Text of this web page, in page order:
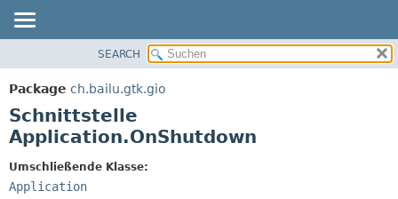
PACKAGE
KLASSE
BAUM
INDEX
SEARCH
Package ch.bailu.gtk.gio
Schnittstelle
Application.OnShutdown
Umschließende Klasse:
Application